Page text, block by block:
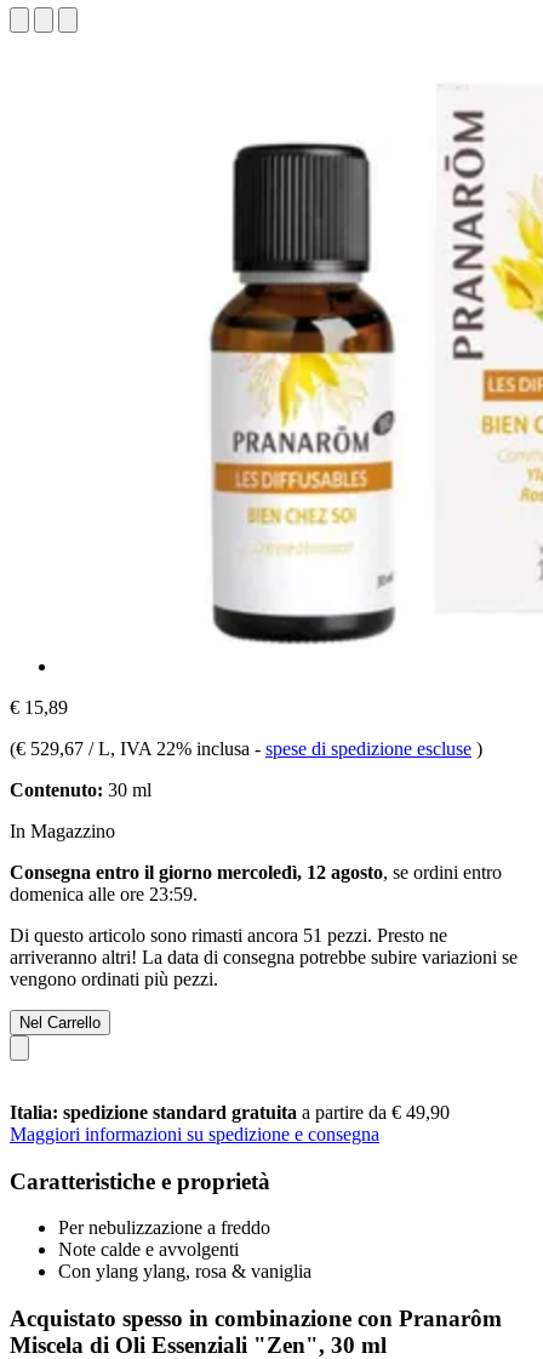
€ 15,89
(€ 529,67 / L, IVA 22% inclusa - spese di spedizione escluse )
Contenuto: 30 ml
In Magazzino
Consegna entro il giorno mercoledì, 12 agosto, se ordini entro
domenica alle ore 23:59.
Di questo articolo sono rimasti ancora 51 pezzi. Presto ne
arriveranno altri! La data di consegna potrebbe subire variazioni se
vengono ordinati più pezzi.
Nel Carrello
Italia: spedizione standard gratuita a partire da € 49,90
Maggiori informazioni su spedizione e consegna
Caratteristiche e proprietà
Per nebulizzazione a freddo
Note calde e avvolgenti
Con ylang ylang, rosa & vaniglia
Acquistato spesso in combinazione con Pranarôm
Miscela di Oli Essenziali "Zen", 30 ml